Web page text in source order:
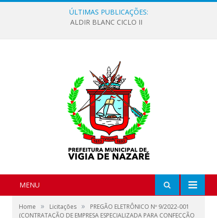
ÚLTIMAS PUBLICAÇÕES:
ALDIR BLANC CICLO II
MENU
Home » Licitações »
PREGÃO ELETRÔNICO Nº 9/2022-001
(CONTRATAÇÃO DE EMPRESA ESPECIALIZADA PARA CONFECÇÃO